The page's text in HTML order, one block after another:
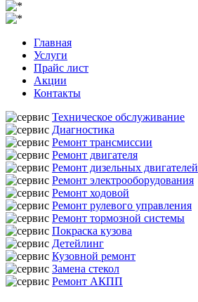
Главная
Услуги
Прайс лист
Акции
Контакты
Техническое обслуживание
Диагностика
Ремонт трансмиссии
Ремонт двигателя
Ремонт дизельных двигателей
Ремонт электрооборудования
Ремонт ходовой
Ремонт рулевого управления
Ремонт тормозной системы
Покраска кузова
Детейлинг
Кузовной ремонт
Замена стекол
Ремонт АКПП